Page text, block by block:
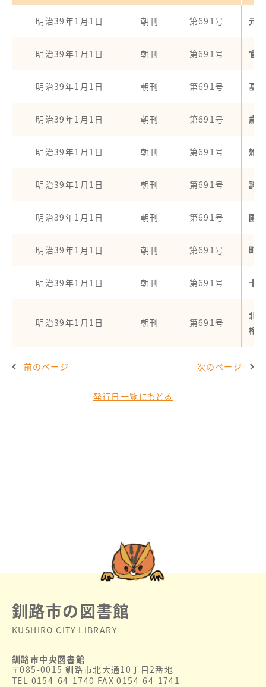
明治39年1月1日 朝刊 第691号 元
明治39年1月1日 朝刊 第691号 官
明治39年1月1日 朝刊 第691号 基
明治39年1月1日 朝刊 第691号 歳
明治39年1月1日 朝刊 第691号 雑
明治39年1月1日 朝刊 第691号 辞
明治39年1月1日 朝刊 第691号 園
明治39年1月1日 朝刊 第691号 町
明治39年1月1日 朝刊 第691号 十
明治39年1月1日 朝刊 第691号
北
権
前のページ 次のページ
発行日一覧にもどる
釧路市の図書館
KUSHIRO CITY LIBRARY
釧路市中央図書館
〒085-0015 釧路市北大通10丁目2番地
TEL 0154-64-1740 FAX 0154-64-1741